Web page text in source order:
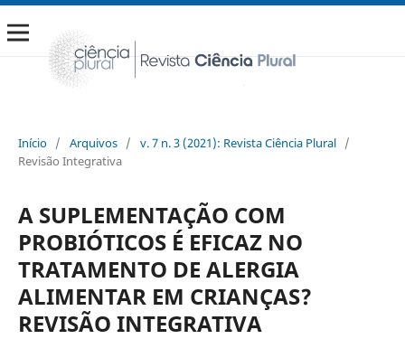
Início / Arquivos / v. 7 n. 3 (2021): Revista Ciência Plural /
Revisão Integrativa
A SUPLEMENTAÇÃO COM
PROBIÓTICOS É EFICAZ NO
TRATAMENTO DE ALERGIA
ALIMENTAR EM CRIANÇAS?
REVISÃO INTEGRATIVA